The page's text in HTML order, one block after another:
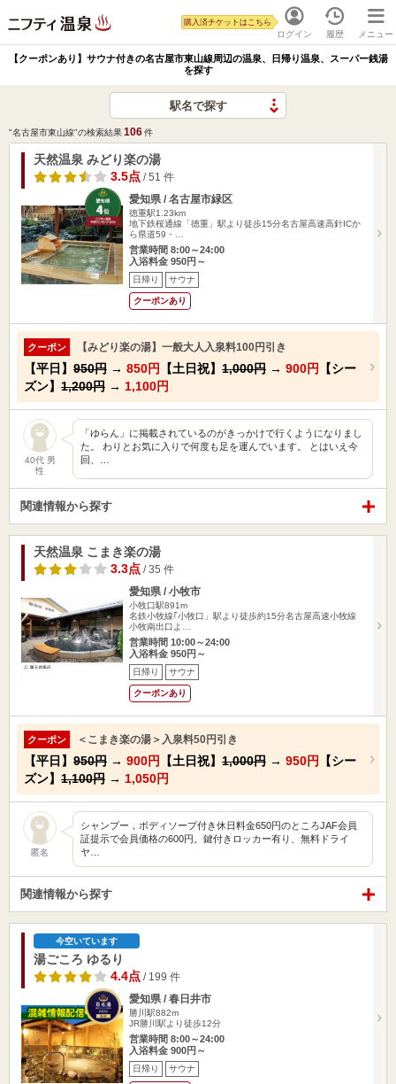
ログイン
購入済チケットはこちら
履歴 メニュー
【クーポンあり】サウナ付きの名古屋市東山線周辺の温泉、日帰り温泉、スーパー銭湯
を探す
駅名で探す
"名古屋市東山線"の検索結果106件
天然温泉 みどり楽の湯
3.5点 / 51 件
愛知県 / 名古屋市緑区
徳重駅1.23km
地下鉄桜通線「徳重」駅より徒歩15分名古屋高速高針ICか
ら県道59・…
営業時間 8:00～24:00
入浴料金 950円～
日帰り サウナ
クーポンあり
クーポン 【みどり楽の湯】一般大人入泉料100円引き
【平日】 950円 → 850円 【土日祝】 1,000円 → 900円
【シー
ズン】 1,200円 → 1,100円
40代 男
性
「ゆらん」に掲載されているのがきっかけで行くようになりまし
た。 わりとお気に入りで何度も足を運んでいます。 とはいえ今
回、…
関連情報から探す
天然温泉 こまき楽の湯
3.3点 / 35 件
愛知県 / 小牧市
小牧口駅891m
名鉄小牧線｢小牧口」駅より徒歩約15分名古屋高速小牧線
小牧南出口よ…
営業時間 10:00～24:00
入浴料金 950円～
日帰り サウナ
クーポンあり
クーポン ＜こまき楽の湯＞入泉料50円引き
【平日】 950円 → 900円 【土日祝】 1,000円 → 950円
【シー
ズン】 1,100円 → 1,050円
匿名
シャンプー，ボディソープ付き休日料金650円のところJAF会員
証提示で会員価格の600円。鍵付きロッカー有り、無料ドライ
ヤ…
関連情報から探す
今空いています
湯ごころ ゆるり
4.4点 / 199 件
愛知県 / 春日井市
勝川駅882m
JR勝川駅より徒歩12分
営業時間 8:00～24:00
入浴料金 900円～
日帰り サウナ